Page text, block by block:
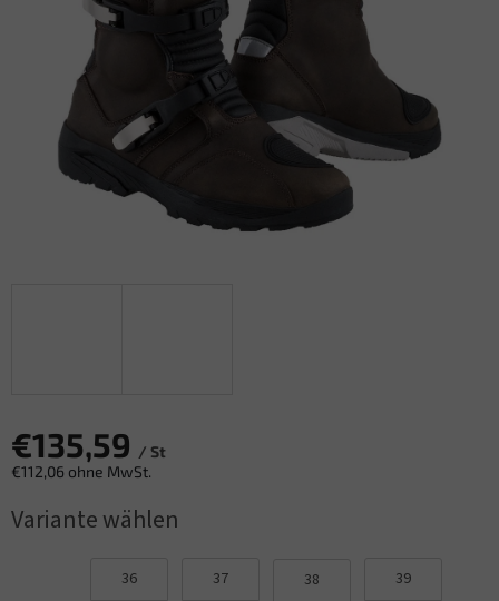
€135,59 / St
€112,06 ohne MwSt.
Variante wählen
36 37 38 39